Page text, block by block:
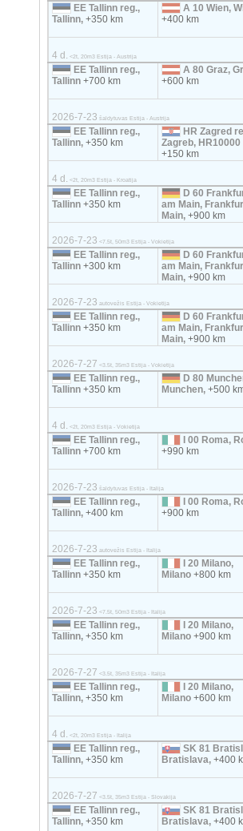
EE Tallinn reg.,
Tallinn,+350 km
A 10 Wien,
+400 km
4 d. <2t, 20m3 Estija - Austrija
EE Tallinn reg.,
Tallinn+700 km
A 80 Graz,
+600 km
2026-7-23 šaldytuvas Estija - Austrija
EE Tallinn reg.,
Tallinn,+350 km
HR Zagred
Zagreb, HR10000
+150 km
4 d. <2t, 20m3 Estija - Kroatija
EE Tallinn reg.,
Tallinn+350 km
D 60
am Main,
Main,+900 km
2026-7-23 <7.5t, 50m3 Estija - Vokietija
EE Tallinn reg.,
Tallinn+300 km
D 60
am Main,
Main,+900 km
2026-7-23 autovežis Estija - Vokietija
EE Tallinn reg.,
Tallinn+350 km
D 60
am Main,
Main,+900 km
2026-7-27 <3.5t, 35m3 Estija - Vokietija
EE Tallinn reg.,
Tallinn+350 km
D 80
Munchen,+500
4 d. <2t, 20m3 Estija - Vokietija
EE Tallinn reg.,
Tallinn+700 km
I 00 Roma,
+990 km
2026-7-23 šaldytuvas Estija - Italija
EE Tallinn reg.,
Tallinn,+400 km
I 00 Roma,
+900 km
2026-7-23 autovežis Estija - Italija
EE Tallinn reg.,
Tallinn+350 km
I 20 Milano,
Milano+800 km
2026-7-23 <7.5t, 50m3 Estija - Italija
EE Tallinn reg.,
Tallinn,+350 km
I 20 Milano,
Milano+900 km
2026-7-27 <3.5t, 35m3 Estija - Italija
EE Tallinn reg.,
Tallinn,+350 km
I 20 Milano,
Milano+600 km
4 d. <2t, 20m3 Estija - Italija
EE Tallinn reg.,
Tallinn,+350 km
SK 81
Bratislava,+400
2026-7-27 <3.5t, 35m3 Estija - Slovakija
EE Tallinn reg.,
Tallinn,+350 km
SK 81
Bratislava,+400